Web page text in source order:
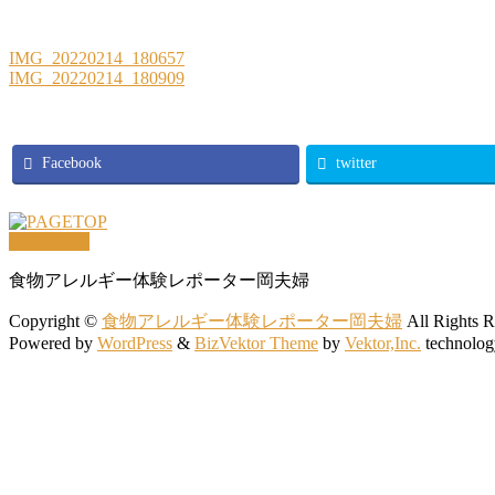
IMG_20220214_180657
IMG_20220214_180909
Facebook twitter
食物アレルギー体験レポーター岡夫婦
Copyright © 食物アレルギー体験レポーター岡夫婦 All Rights
Powered by WordPress & BizVektor Theme by Vektor,Inc.